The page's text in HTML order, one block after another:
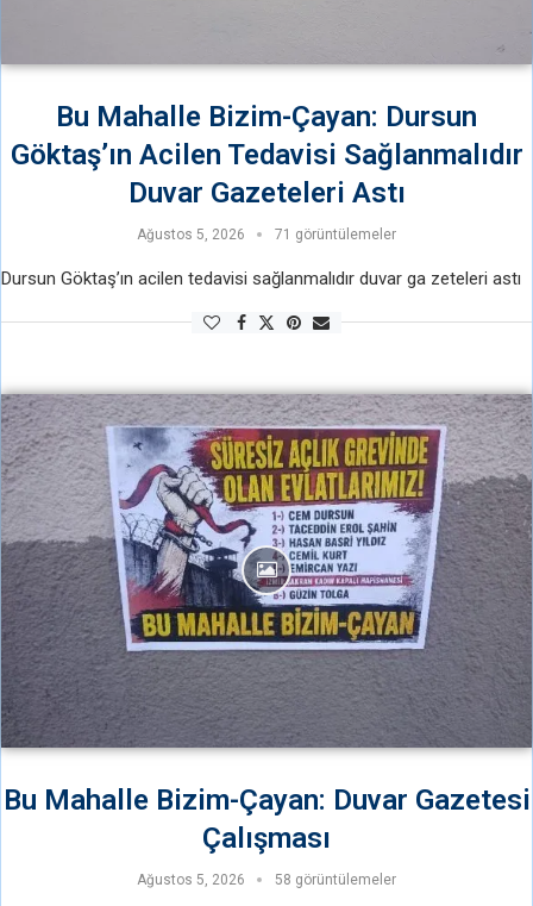
Bu Mahalle Bizim-Çayan: Dursun
Göktaş’ın Acilen Tedavisi Sağlanmalıdır
Duvar Gazeteleri Astı
Ağustos 5, 2026 71 görüntülemeler
Dursun Göktaş’ın acilen tedavisi sağlanmalıdır duvar ga zeteleri astı
Bu Mahalle Bizim-Çayan: Duvar Gazetesi
Çalışması
Ağustos 5, 2026 58 görüntülemeler